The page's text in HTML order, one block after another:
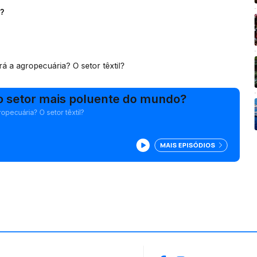
a agropecuária? O setor têxtil?
setor mais poluente do mundo?
O setor têxtil?
MAIS EPISÓDIOS